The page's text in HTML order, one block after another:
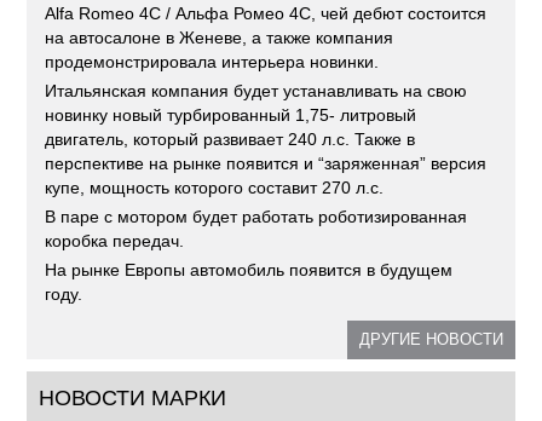
Alfa Romeo 4C / Альфа Ромео 4С, чей дебют состоится
на автосалоне в Женеве, а также компания
продемонстрировала интерьера новинки.
Итальянская компания будет устанавливать на свою
новинку новый турбированный 1,75- литровый
двигатель, который развивает 240 л.с. Также в
перспективе на рынке появится и “заряженная” версия
купе, мощность которого составит 270 л.с.
В паре с мотором будет работать роботизированная
коробка передач.
На рынке Европы автомобиль появится в будущем
году.
ДРУГИЕ НОВОСТИ
НОВОСТИ МАРКИ